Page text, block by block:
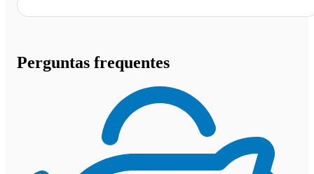
Perguntas frequentes